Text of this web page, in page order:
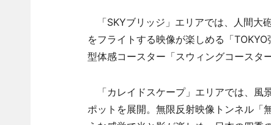
「SKYブリッジ」エリアでは、人間大
をフライトする映像が楽しめる「
型体感コースター「スウィングコースタ
「カレイドスケープ」エリアでは、風
ポットを展開。無限反射映像トンネル「